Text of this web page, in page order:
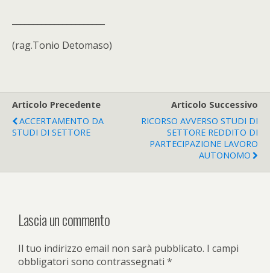
(rag.Tonio Detomaso)
Articolo Precedente
ACCERTAMENTO DA
STUDI DI SETTORE
Articolo Successivo
RICORSO AVVERSO STUDI DI
SETTORE REDDITO DI
PARTECIPAZIONE LAVORO
AUTONOMO
Lascia un commento
Il tuo indirizzo email non sarà pubblicato. I campi
obbligatori sono contrassegnati *